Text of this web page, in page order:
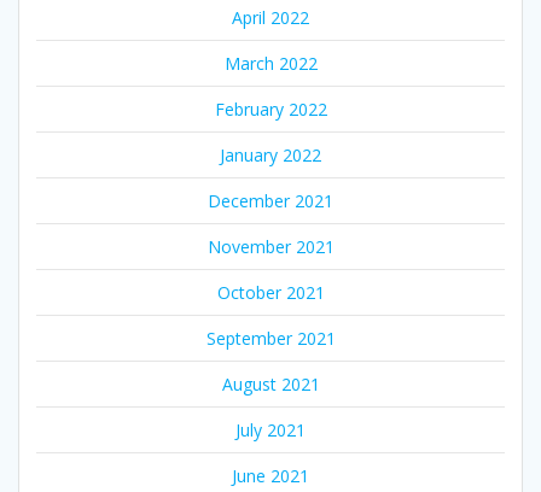
April 2022
March 2022
February 2022
January 2022
December 2021
November 2021
October 2021
September 2021
August 2021
July 2021
June 2021